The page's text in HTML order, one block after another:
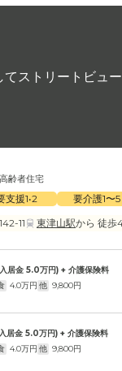
高齢者住宅
支援1•2 要介護1〜5
11
東津山駅から 徒歩
居金 5.0万円) + 介護保険料
4.0万円 他 9,800円
居金 5.0万円) + 介護保険料
4.0万円 他 9,800円